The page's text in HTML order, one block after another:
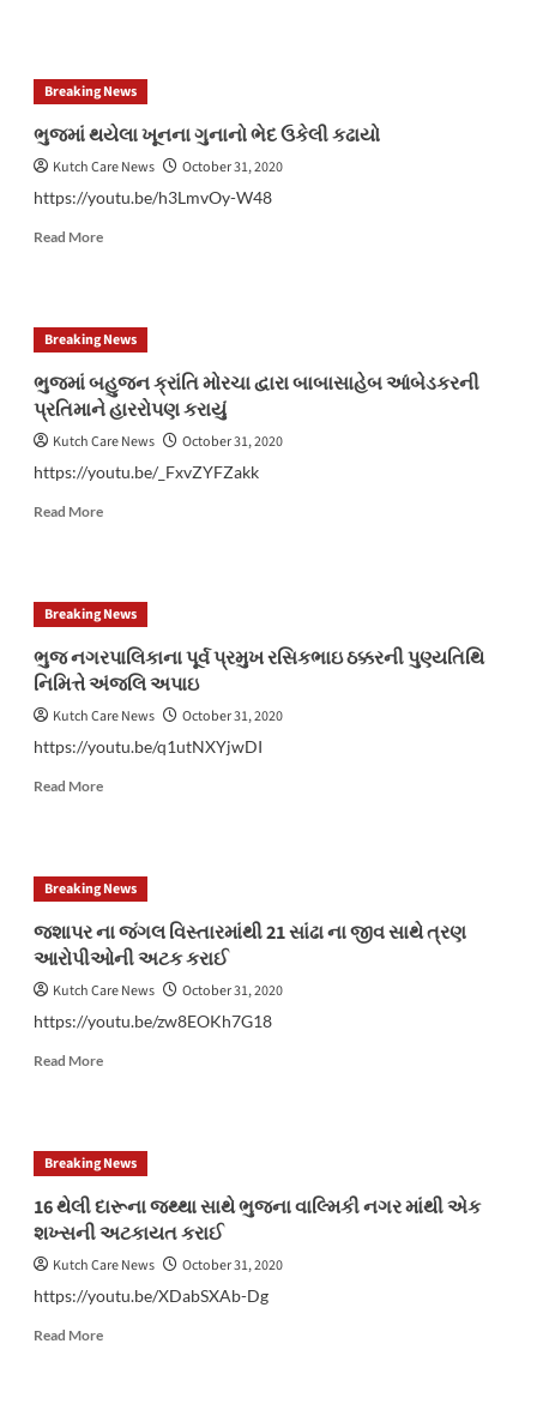
પરિસ્થિતિ
અનુસાર
ઈદની
ઉજવણી
સાદગીથી
કરાશે
Breaking News
ભુજમાં થયેલા ખૂનના ગુનાનો ભેદ ઉકેલી કઢાયો
Kutch Care News
October 31, 2020
https://youtu.be/h3LmvOy-W48
Read MoreRead
થયેલા
ખૂનના
ભેદ
ઉકેલી
કઢાયો
Breaking News
ભુજમાં બહુજન ક્રાંતિ મોરચા દ્વારા બાબાસાહેબ આંબેડકરની
પ્રતિમાને હારરોપણ કરાયું
Kutch Care News
October 31, 2020
https://youtu.be/_FxvZYFZakk
Read MoreRead
બહુજન
ક્રાંતિ
મોરચા
દ્વારા
બાબાસાહેબ
આંબેડકરની
હારરોપણ
કરાયું
Breaking News
ભુજ નગરપાલિકાના પૂર્વ પ્રમુખ રસિકભાઇ ઠક્કરની પુણ્યતિથિ
નિમિત્તે અંજલિ અપાઇ
Kutch Care News
October 31, 2020
https://youtu.be/q1utNXYjwDI
Read MoreRead
નગરપાલિકાના
પૂર્વ
પ્રમુખ
રસિકભાઇ
ઠક્કરની
પુણ્યતિથિ
અંજલિ
અપાઇ
Breaking News
જશાપર ના જંગલ વિસ્તારમાંથી 21 સાંઢા ના જીવ સાથે ત્રણ
આરોપીઓની અટક કરાઈ
Kutch Care News
October 31, 2020
https://youtu.be/zw8EOKh7G18
Read MoreRead
ના
જંગલ
21
સાંઢા
ના
સાથે
ત્રણ
Breaking News
16 થેલી દારૂના જથ્થા સાથે ભુજના વાલ્મિકી નગર માંથી એક
શખ્સની અટકાયત કરાઈ
Kutch Care News
October 31, 2020
https://youtu.be/XDabSXAb-Dg
Read MoreRead